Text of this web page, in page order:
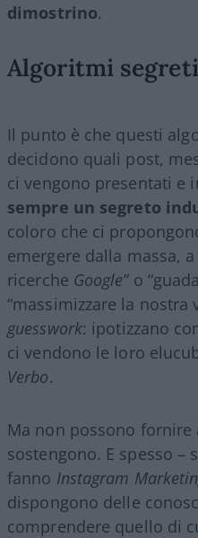
dimostrino.
Algoritmi segreti
Il punto è che questi
decidono quali post,
ci vengono presentati e
sempre un segreto
coloro che ci
emergere dalla massa,
ricerche Google” o
“massimizzare la
guesswork: ipotizzano
ci vendono le loro
Verbo.
Ma non possono
sostengono. E spesso –
fanno Instagram
dispongono delle
comprendere quello di